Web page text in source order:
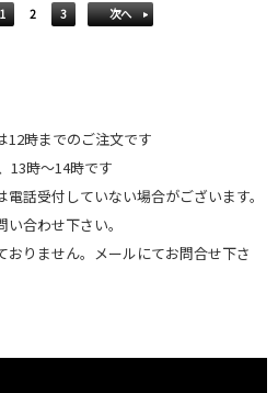
1 2 3 次へ
時までのご注文です
13時～14時です
話受付していない場合がございます。
合わせ下さい。
りません。メールにてお問合せ下さ